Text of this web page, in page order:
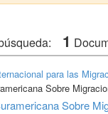
1
para las
Sobre
Sobre